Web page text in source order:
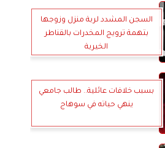
السجن المشدد لربة منزل وزوجها
بتهمة ترويج المخدرات بالقناطر
الخيرية
بسبب خلافات عائلية.. طالب جامعي
ينهي حياته في سوهاج